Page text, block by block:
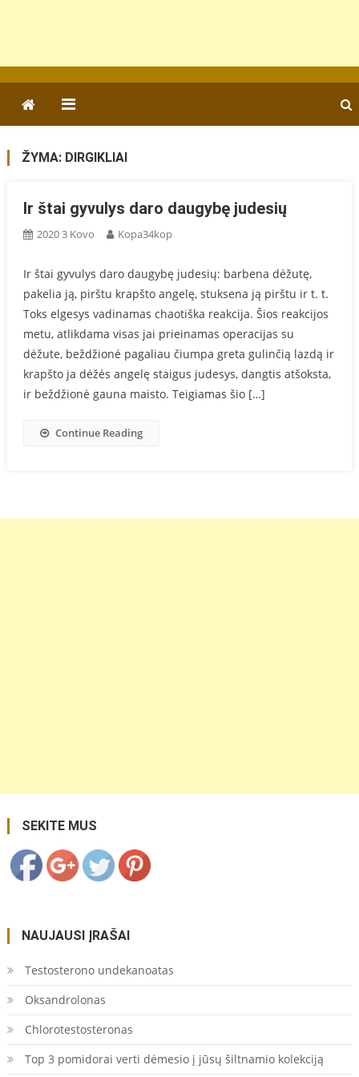
ŽYMA: DIRGIKLIAI
Ir štai gyvulys daro daugybę judesių
2020 3 Kovo Kopa34kop
Ir štai gyvulys daro daugybę judesių: barbena dėžutę,
pakelia ją, pirštu krapšto angelę, stuksena ją pirštu ir t. t.
Toks elgesys vadinamas chaotiška reakcija. Šios reakcijos
metu, atlikdama visas jai prieinamas operacijas su
dėžute, beždžionė pagaliau čiumpa greta gulinčią lazdą ir
krapšto ja dėžės angelę staigus judesys, dangtis atšoksta,
ir beždžionė gauna maisto. Teigiamas šio […]
Continue Reading
SEKITE MUS
https://coupon.lt/tag/dirgikliai/">
NAUJAUSI ĮRAŠAI
Testosterono undekanoatas
Oksandrolonas
Chlorotestosteronas
Top 3 pomidorai verti dėmesio į jūsų šiltnamio kolekciją